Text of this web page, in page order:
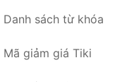
Danh sách từ khóa
Mã giảm giá Tiki